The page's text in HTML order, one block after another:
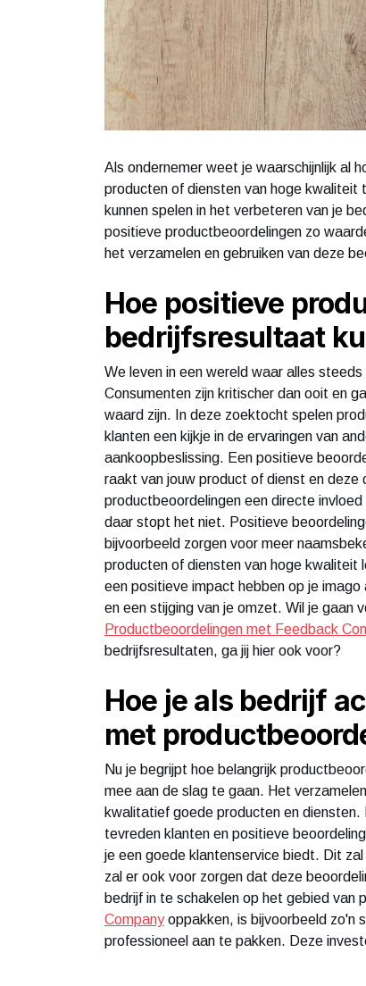
Als ondernemer weet je waarschijnlijk al
producten of diensten van hoge kwaliteit
kunnen spelen in het verbeteren van je
positieve productbeoordelingen zo
het verzamelen en gebruiken van deze
Hoe positieve
bedrijfsresultaat
We leven in een wereld waar alles
Consumenten zijn kritischer dan ooit en
waard zijn. In deze zoektocht spelen
klanten een kijkje in de ervaringen van
aankoopbeslissing. Een positieve
raakt van jouw product of dienst en
productbeoordelingen een directe
daar stopt het niet. Positieve
bijvoorbeeld zorgen voor meer
producten of diensten van hoge kwaliteit
een positieve impact hebben op je
en een stijging van je omzet. Wil je gaan
Productbeoordelingen met Feedback
bedrijfsresultaten, ga jij hier ook voor?
Hoe je als bedrijf
met
Nu je begrijpt hoe belangrijk
mee aan de slag te gaan. Het
kwalitatief goede producten en
tevreden klanten en positieve
je een goede klantenservice biedt. Dit
zal er ook voor zorgen dat deze
bedrijf in te schakelen op het gebied van
Companyoppakken, is bijvoorbeeld zo'n
professioneel aan te pakken. Deze